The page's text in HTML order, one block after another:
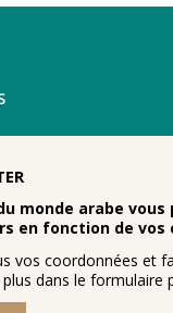
monde arabe vous
en fonction de
vos coordonnées et
dans le formulaire